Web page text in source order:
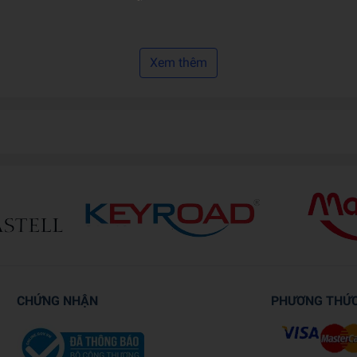
Xem thêm
CHỨNG NHẬN PHƯƠNG